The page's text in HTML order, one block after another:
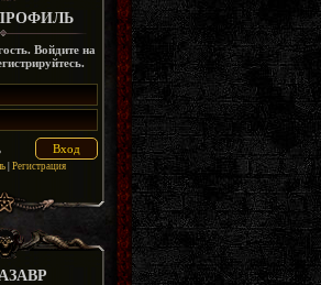
Войдите на
| Регистрация